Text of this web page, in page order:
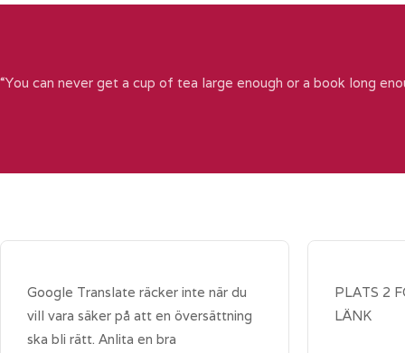
“You can never get a cup of tea large enough or a book long
Google Translate räcker inte när du
vill vara säker på att en översättning
ska bli rätt. Anlita en bra
PLATS 2
LÄNK